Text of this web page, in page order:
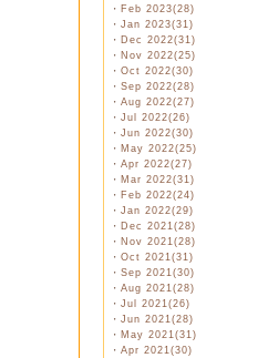
・ Feb 2023(28)
・ Jan 2023(31)
・ Dec 2022(31)
・ Nov 2022(25)
・ Oct 2022(30)
・ Sep 2022(28)
・ Aug 2022(27)
・ Jul 2022(26)
・ Jun 2022(30)
・ May 2022(25)
・ Apr 2022(27)
・ Mar 2022(31)
・ Feb 2022(24)
・ Jan 2022(29)
・ Dec 2021(28)
・ Nov 2021(28)
・ Oct 2021(31)
・ Sep 2021(30)
・ Aug 2021(28)
・ Jul 2021(26)
・ Jun 2021(28)
・ May 2021(31)
・ Apr 2021(30)